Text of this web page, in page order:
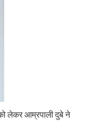
लेकर आम्रपाली दुबे ने